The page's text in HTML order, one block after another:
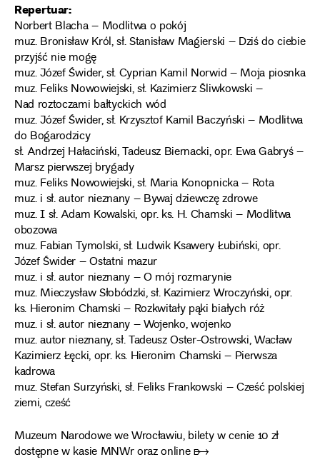
Repertuar:
Norbert Blacha – Modlitwa o pokój
muz. Bronisław Król, sł. Stanisław Magierski – Dziś do ciebie
przyjść nie mogę
muz. Józef Świder, sł. Cyprian Kamil Norwid – Moja piosnka
muz. Feliks Nowowiejski, sł. Kazimierz Śliwkowski –
Nad roztoczami bałtyckich wód
muz. Józef Świder, sł. Krzysztof Kamil Baczyński – Modlitwa
do Bogarodzicy
sł. Andrzej Hałaciński, Tadeusz Biernacki, opr. Ewa Gabryś –
Marsz pierwszej brygady
muz. Feliks Nowowiejski, sł. Maria Konopnicka – Rota
muz. i sł. autor nieznany – Bywaj dziewczę zdrowe
muz. I sł. Adam Kowalski, opr. ks. H. Chamski – Modlitwa
obozowa
muz. Fabian Tymolski, sł. Ludwik Ksawery Łubiński, opr.
Józef Świder – Ostatni mazur
muz. i sł. autor nieznany – O mój rozmarynie
muz. Mieczysław Słobódzki, sł. Kazimierz Wroczyński, opr.
ks. Hieronim Chamski – Rozkwitały pąki białych róż
muz. i sł. autor nieznany – Wojenko, wojenko
muz. autor nieznany, sł. Tadeusz Oster-Ostrowski, Wacław
Kazimierz Łęcki, opr. ks. Hieronim Chamski – Pierwsza
kadrowa
muz. Stefan Surzyński, sł. Feliks Frankowski – Cześć polskiej
ziemi, cześć
Muzeum Narodowe we Wrocławiu, bilety w cenie 10 zł
dostępne w kasie MNWr oraz online ➸